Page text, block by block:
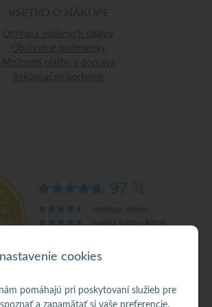
cookies
pomáhajú pri poskytovaní služieb pre
a zapamätať si vaše preferencie.